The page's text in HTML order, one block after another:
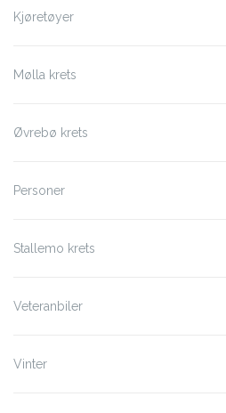
Kjøretøyer
Mølla krets
Øvrebø krets
Personer
Stallemo krets
Veteranbiler
Vinter